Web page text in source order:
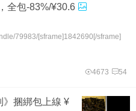
全包-83%/¥30.6
79983/[sframe]1842690[/sframe]
4673 54
》捆綁包上線 ¥